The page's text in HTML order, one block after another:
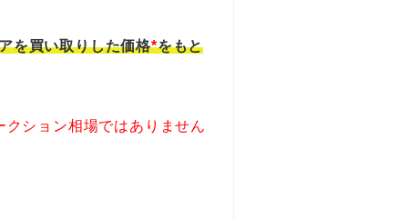
を買い取りした価格*をもと
クション相場ではありません